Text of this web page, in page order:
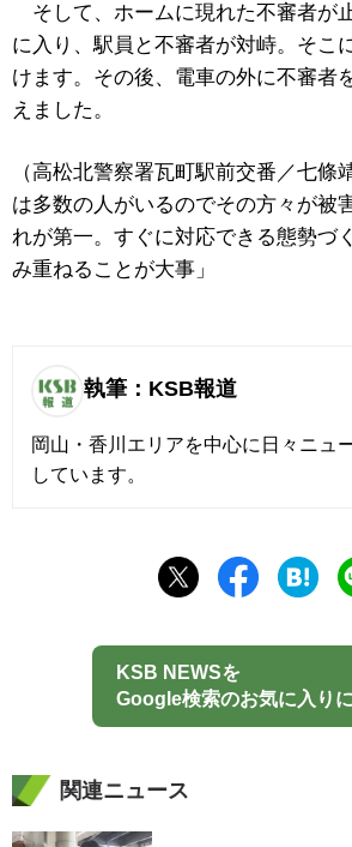
そして、ホームに現れた不審者が
に入り、駅員と不審者が対峙。そこ
けます。その後、電車の外に不審者
えました。
（高松北警察署瓦町駅前交番／七
は多数の人がいるのでその方々が被
れが第一。すぐに対応できる態勢づ
み重ねることが大事」
執筆：KSB報道
岡山・香川エリアを中心に日々ニュ
しています。
KSB NEWSを
Google検索のお気に入り
関連ニュース